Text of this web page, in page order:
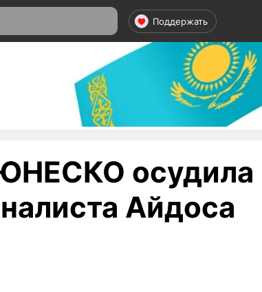
Поддержать
осудила
Айдоса